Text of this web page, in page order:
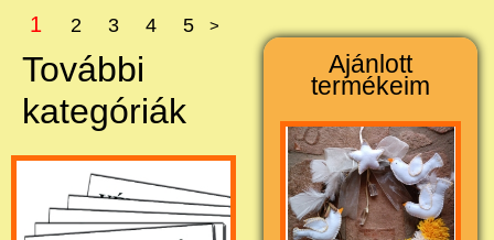
1 2 3 4 5 >
További
kategóriák
Ajánlott
termékeim